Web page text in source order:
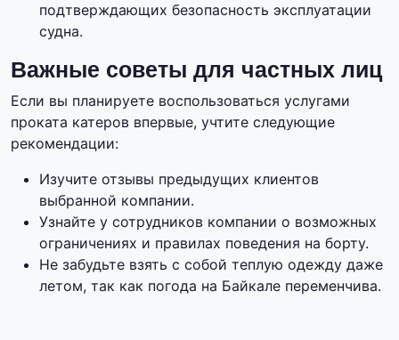
подтверждающих безопасность эксплуатации
судна.
Важные советы для частных лиц
Если вы планируете воспользоваться услугами
проката катеров впервые, учтите следующие
рекомендации:
Изучите отзывы предыдущих клиентов
выбранной компании.
Узнайте у сотрудников компании о возможных
ограничениях и правилах поведения на борту.
Не забудьте взять с собой теплую одежду даже
летом, так как погода на Байкале переменчива.